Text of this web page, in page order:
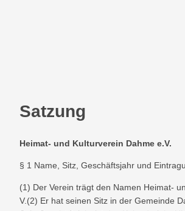
Satzung
Heimat- und Kulturverein Dahme e.V.
§ 1 Name, Sitz, Geschäftsjahr und
(1) Der Verein trägt den Namen Heimat-
V.(2) Er hat seinen Sitz in der Gemeinde